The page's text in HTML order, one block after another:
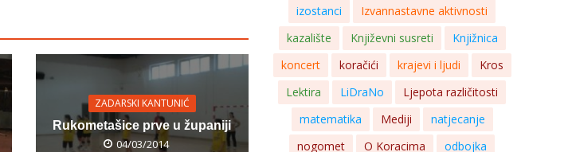
ZADARSKI KANTUNIĆ
Rukometašice prve u županiji
04/03/2014
izostanci
Izvannastavne aktivnosti
kazalište
Književni susreti
Knjižnica
koncert
koračići krajevi i ljudi
Kros
Lektira
LiDraNo
Ljepota različitosti
matematika
Mediji
natjecanje
nogomet
O Koracima
odbojka